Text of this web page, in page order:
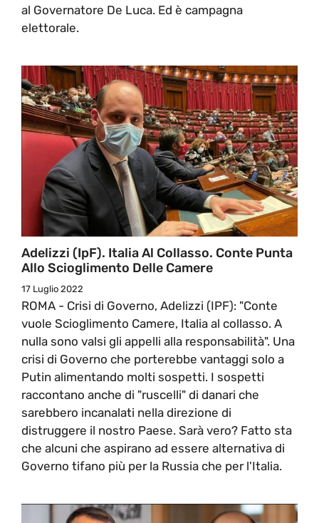
al Governatore De Luca. Ed è campagna
elettorale.
Adelizzi (IpF). Italia Al Collasso. Conte Punta
Allo Scioglimento Delle Camere
17 Luglio 2022
ROMA - Crisi di Governo, Adelizzi (IPF): "Conte
vuole Scioglimento Camere, Italia al collasso. A
nulla sono valsi gli appelli alla responsabilità". Una
crisi di Governo che porterebbe vantaggi solo a
Putin alimentando molti sospetti. I sospetti
raccontano anche di "ruscelli" di danari che
sarebbero incanalati nella direzione di
distruggere il nostro Paese. Sarà vero? Fatto sta
che alcuni che aspirano ad essere alternativa di
Governo tifano più per la Russia che per l'Italia.